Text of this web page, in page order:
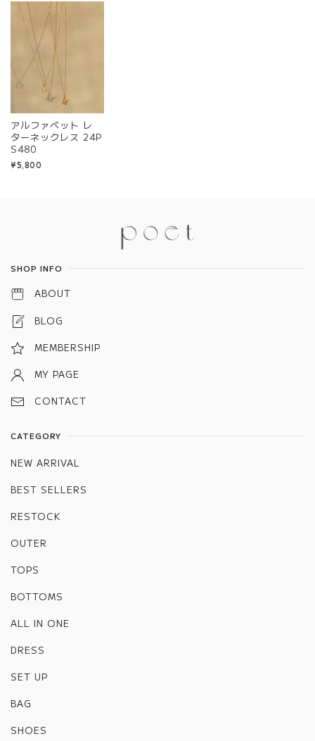
アルファベット レ
ターネックレス 24P
S480
¥5,800
SHOP INFO
ABOUT
BLOG
MEMBERSHIP
MY PAGE
CONTACT
CATEGORY
NEW ARRIVAL
BEST SELLERS
RESTOCK
OUTER
TOPS
BOTTOMS
ALL IN ONE
DRESS
SET UP
BAG
SHOES